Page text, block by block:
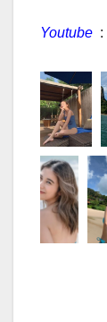
Youtube :